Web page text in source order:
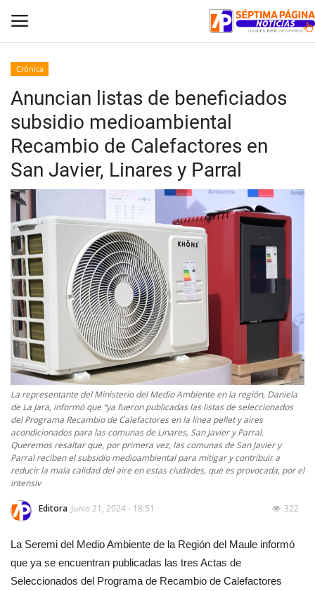
Inicio
Crónica
Policial
Tribunales
Deporte
Política
Espectáculos
Crónica
Anuncian listas de beneficiados
subsidio medioambiental
Recambio de Calefactores en
San Javier, Linares y Parral
La representante del Ministerio del Medio Ambiente en la región, Daniela
de La Jara, informó que “ya fueron publicadas las listas de seleccionados
del Programa Recambio de Calefactores en la línea pellet y aires
acondicionados para las comunas de Linares, San Javier y Parral.
Queremos resaltar que, por primera vez, las comunas de San Javier y
Parral reciben el subsidio medioambiental para mitigar y contribuir a
reducir la mala calidad del aire en estas ciudades, que es provocada, por el
intensiv
Editora Junio 21, 2024 - 18:51 322
La Seremi del Medio Ambiente de la Región del Maule informó
que ya se encuentran publicadas las tres Actas de
Seleccionados del Programa de Recambio de Calefactores